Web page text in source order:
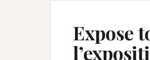
Expose